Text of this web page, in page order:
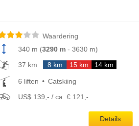
Waardering
340 m (3290 m - 3630 m)
37 km
8 km 15 km 14 km
6 liften
Catskiing
US$ 139,- / ca. € 121,-
Details